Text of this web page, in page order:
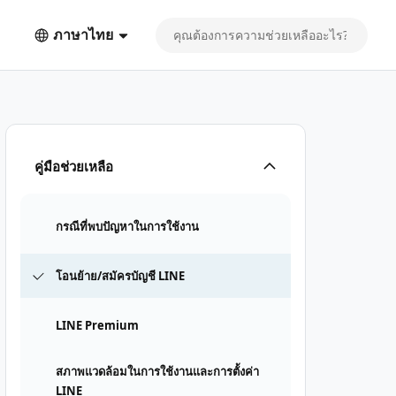
ภาษาไทย
คู่มือช่วยเหลือ
กรณีที่พบปัญหาในการใช้งาน
โอนย้าย/สมัครบัญชี LINE
LINE Premium
สภาพแวดล้อมในการใช้งานและการตั้งค่า
LINE